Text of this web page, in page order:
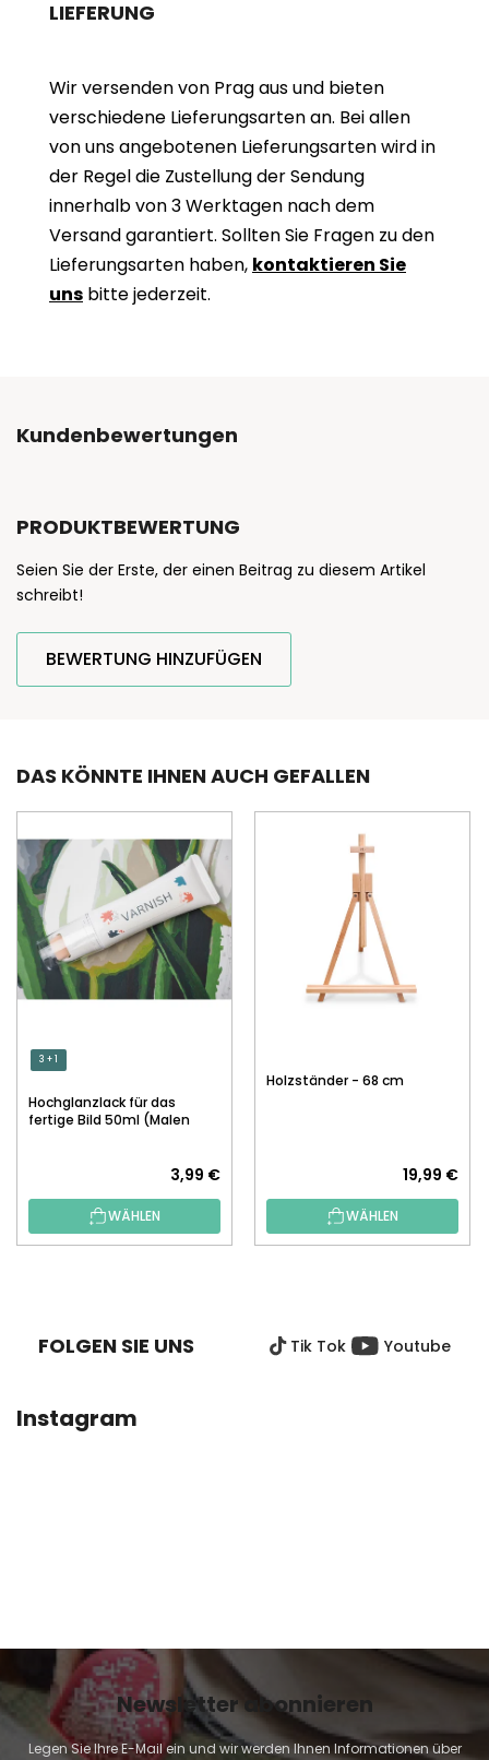
LIEFERUNG
Wir versenden von Prag aus und bieten
verschiedene Lieferungsarten an. Bei allen
von uns angebotenen Lieferungsarten wird in
der Regel die Zustellung der Sendung
innerhalb von 3 Werktagen nach dem
Versand garantiert. Sollten Sie Fragen zu den
Lieferungsarten haben, kontaktieren Sie
uns bitte jederzeit.
Kundenbewertungen
PRODUKTBEWERTUNG
Seien Sie der Erste, der einen Beitrag zu diesem Artikel
schreibt!
BEWERTUNG HINZUFÜGEN
DAS KÖNNTE IHNEN AUCH GEFALLEN
3 + 1
Hochglanzlack für das
fertige Bild 50ml (Malen
3,99 €
WÄHLEN
Holzständer - 68 cm
19,99 €
WÄHLEN
FOLGEN SIE UNS Tik Tok Youtube
Instagram
Newsletter abonnieren
Legen Sie Ihre E-Mail ein und wir werden Ihnen Informationen über